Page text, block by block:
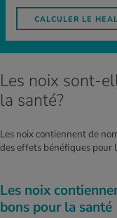
CALCULER LE
Les noix sont-
la santé?
Les noix contiennent de
des effets bénéfiques pour
Les noix
bons pour la santé